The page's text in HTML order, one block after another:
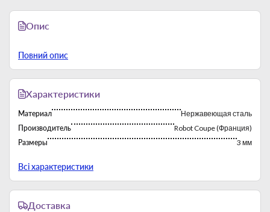
Опис
Повний опис
Характеристики
Материал
Нержавеющая сталь
Производитель
Robot Coupe (Франция)
Размеры
3 мм
Всі характеристики
Доставка